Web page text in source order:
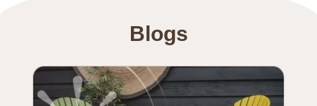
Blogs